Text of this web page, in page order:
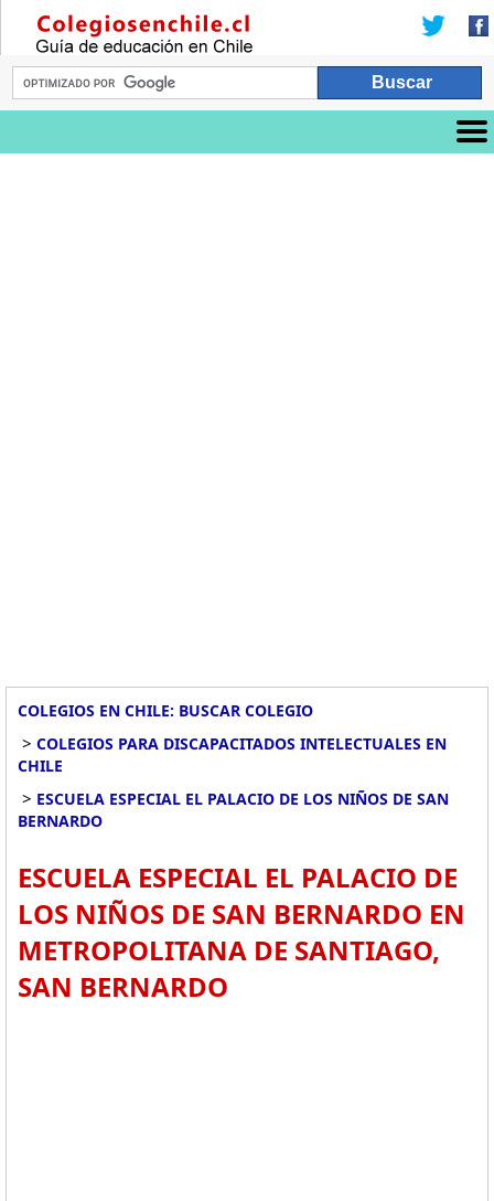
COLEGIOS EN CHILE: BUSCAR COLEGIO
> COLEGIOS PARA DISCAPACITADOS INTELECTUALES EN
CHILE
> ESCUELA ESPECIAL EL PALACIO DE LOS NIÑOS DE SAN
BERNARDO
ESCUELA ESPECIAL EL PALACIO DE
LOS NIÑOS DE SAN BERNARDO EN
METROPOLITANA DE SANTIAGO,
SAN BERNARDO